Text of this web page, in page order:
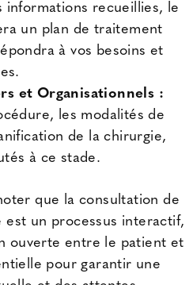
informations recueillies, le
un plan de traitement
à vos besoins et
et Organisationnels :
les modalités de
de la chirurgie,
à ce stade.
que la consultation de
un processus interactif,
ouverte entre le patient et
pour garantir une